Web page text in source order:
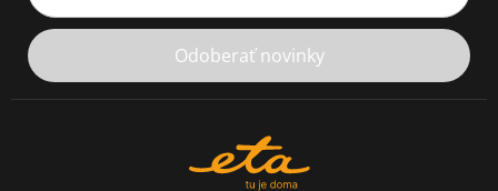
Odoberať novinky